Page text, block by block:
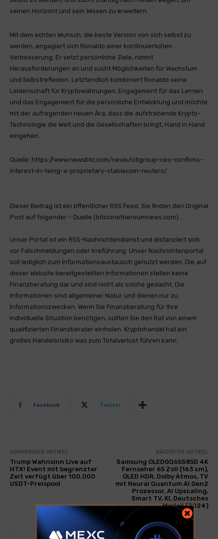
seinen Horizont und sein Wissen zu erweitern.
Mit dem echten Wunsch, die beste Version von sich selbst zu
werden, engagiert sich Ronaldo einer kontinuierlichen
Verbesserung. Er setzt persönliche Ziele, nimmt
Herausforderungen an und sucht Möglichkeiten für Wachstum
und Selbstreflexion. Letztendlich kombiniert Ronaldo seine
Leidenschaft für Kryptowährungen, Engagement für das Lernen
und das Engagement für die persönliche Entwicklung und möchte
mit der aufregenden neuen Ära, dass die aufstrebende Krypto-
Technologie die Welt und die Gesellschaften bringt, Hand in Hand
eingehen.
Quelle: https://www.newsbtc.com/news/citigroup-ceo-confirms-
interest-in-teing-a-proprietary-stablecoin-reuters/
Dieser Beitrag ist ein öffentlicher RSS Feed. Sie finden den Original
Post auf folgender – Quelle (bitcoinethereumnews.com) .
Unser Portal ist ein RSS-Nachrichtendienst und distanziert sich
vor Falschmeldungen oder Irreführung. Unser Nachrichtenportal
soll lediglich zum Informationsaustausch genutzt werden. Die auf
dieser Website bereitgestellten Informationen stellen keine
Finanzberatung dar und sind nicht als solche gedacht. Die
Informationen sind allgemeiner Natur und dienen nur zu
Informationszwecken. Wenn Sie Finanzberatung für Ihre
individuelle Situation benötigen, sollten Sie den Rat von einem
qualifizierten Finanzberater einholen. Kryptohandel hat ein
großes Handelsrisiko was zum Totalverlust führen kann.
Facebook Twitter
VORHERIGER ARTIKEL
Trump Wahnsinn Live auf
HTX! Event mit begrenzter
Zeit verfügt über 100.000
USDT-Preispool
NÄCHSTER ARTIKEL
Samsung OLEDGQ65S85D 4K
Fernseher 65 Zoll (163 cm),
OLED HDR, Dolby Atmos, TV
mit Neural Quantum AI Gen2
Prozessor, AI Upscaling,
Smart TV, KI, Deutsches
Modell (2024)